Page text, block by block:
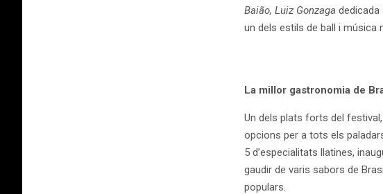
Baião, Luiz Gonzaga dedicada
un dels estils de ball i música
La millor gastronomia de
Un dels plats forts del
opcions per a tots els
5 d’especialitats llatines,
gaudir de varis sabors de
populars.